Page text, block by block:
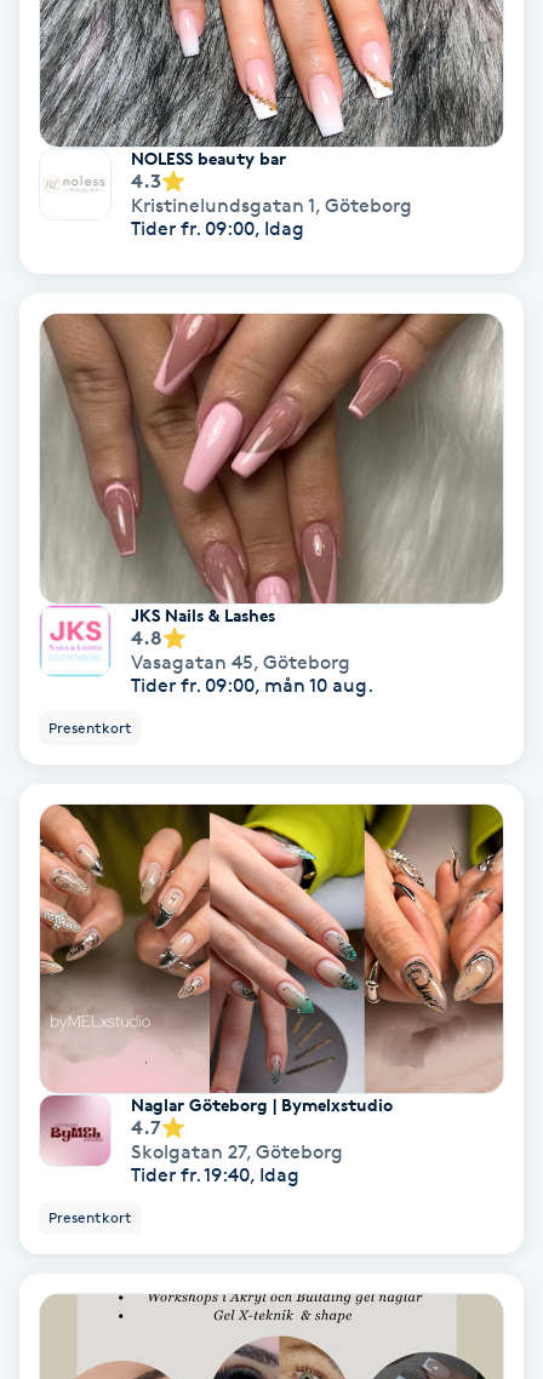
Regndroppsmassage
Reiki
Reikihealing
Reiki massage
Rosacea
Rosenmetoden
Ryggmassage
Samtalsterapi
Senioryoga
Shiatsu
Sjukgymnastik
Skalpmassage
Skinbooster
Sklerosering
Skoinlägg
NOLESS beauty bar
4.3
Kristinelundsgatan 1, Göteborg
Tider fr. 09:00, Idag
JKS Nails & Lashes
4.8
Vasagatan 45, Göteborg
Tider fr. 09:00, mån 10 aug.
Presentkort
Naglar Göteborg | Bymelxstudio
4.7
Skolgatan 27, Göteborg
Tider fr. 19:40, Idag
Presentkort